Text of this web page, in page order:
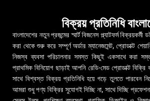
বিক্রয় প্রতিনিধি
বাংলাদেশের নতুন প্রজন্মের স্মার্ট বিজনেস প্ল্যাটফর্ম
করা থেকে শুরু করে সম্পূর্ণ অর্ডার ম্যানেজমেন্ট, প্রোডাক্ট
নিজস্ব ব্যবসা পরিচালনার সমস্ত কিছুই একসাথে করা
প্রাথমিক বিনিয়োগ ছাড়াই আপনি রেডি-মেড প্রোডাক্ট
সাথে বিশ্বস্ত বিক্রয় প্রতিনিধি হয়ে গড়ে তুলতে পারবেন
আমরা শুধু পণ্য বিক্রির সুযোগই দিচ্ছি না, সাথে দিচ্ছি